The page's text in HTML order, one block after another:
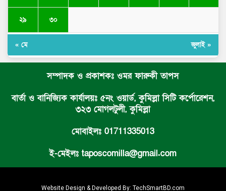
২৯ ৩০
« মে জুলাই »
সম্পাদক ও প্রকাশকঃ ওমর ফারুকী তাপস
বার্তা ও বানিজ্যিক কার্যালয়ঃ ৫নং ওয়ার্ড, কুমিল্লা সিটি কর্পোরেশন,
৩২৩ মোগলটুলী, কুমিল্লা
মোবাইলঃ 01711335013
ই-মেইলঃ taposcomilla@gmail.com
Website Design & Developed By: TechSmartBD.com